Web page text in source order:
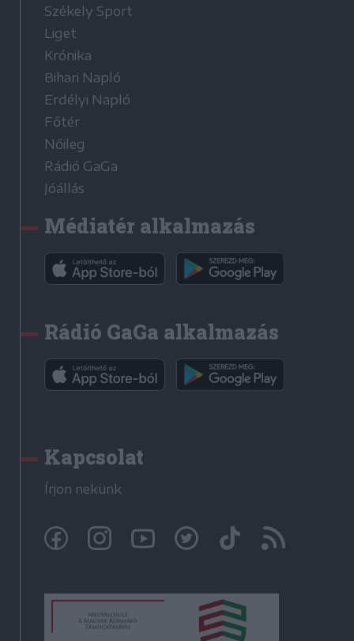
Székely Sport
Liget
Krónika
Bihari Napló
Erdélyi Napló
Főtér
Nőileg
Rádió GaGa
Jóállás
Médiatér alkalmazás
Rádió GaGa alkalmazás
Kapcsolat
Írjon nekünk